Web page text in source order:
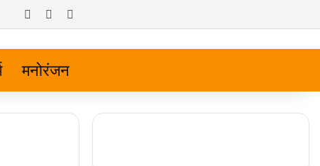
Log InRandom Article
मनोरंजन